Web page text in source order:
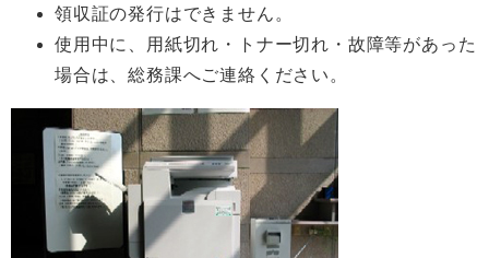
領収証の発行はできません。
使用中に、用紙切れ・トナー切れ・故障等があった
場合は、総務課へご連絡ください。